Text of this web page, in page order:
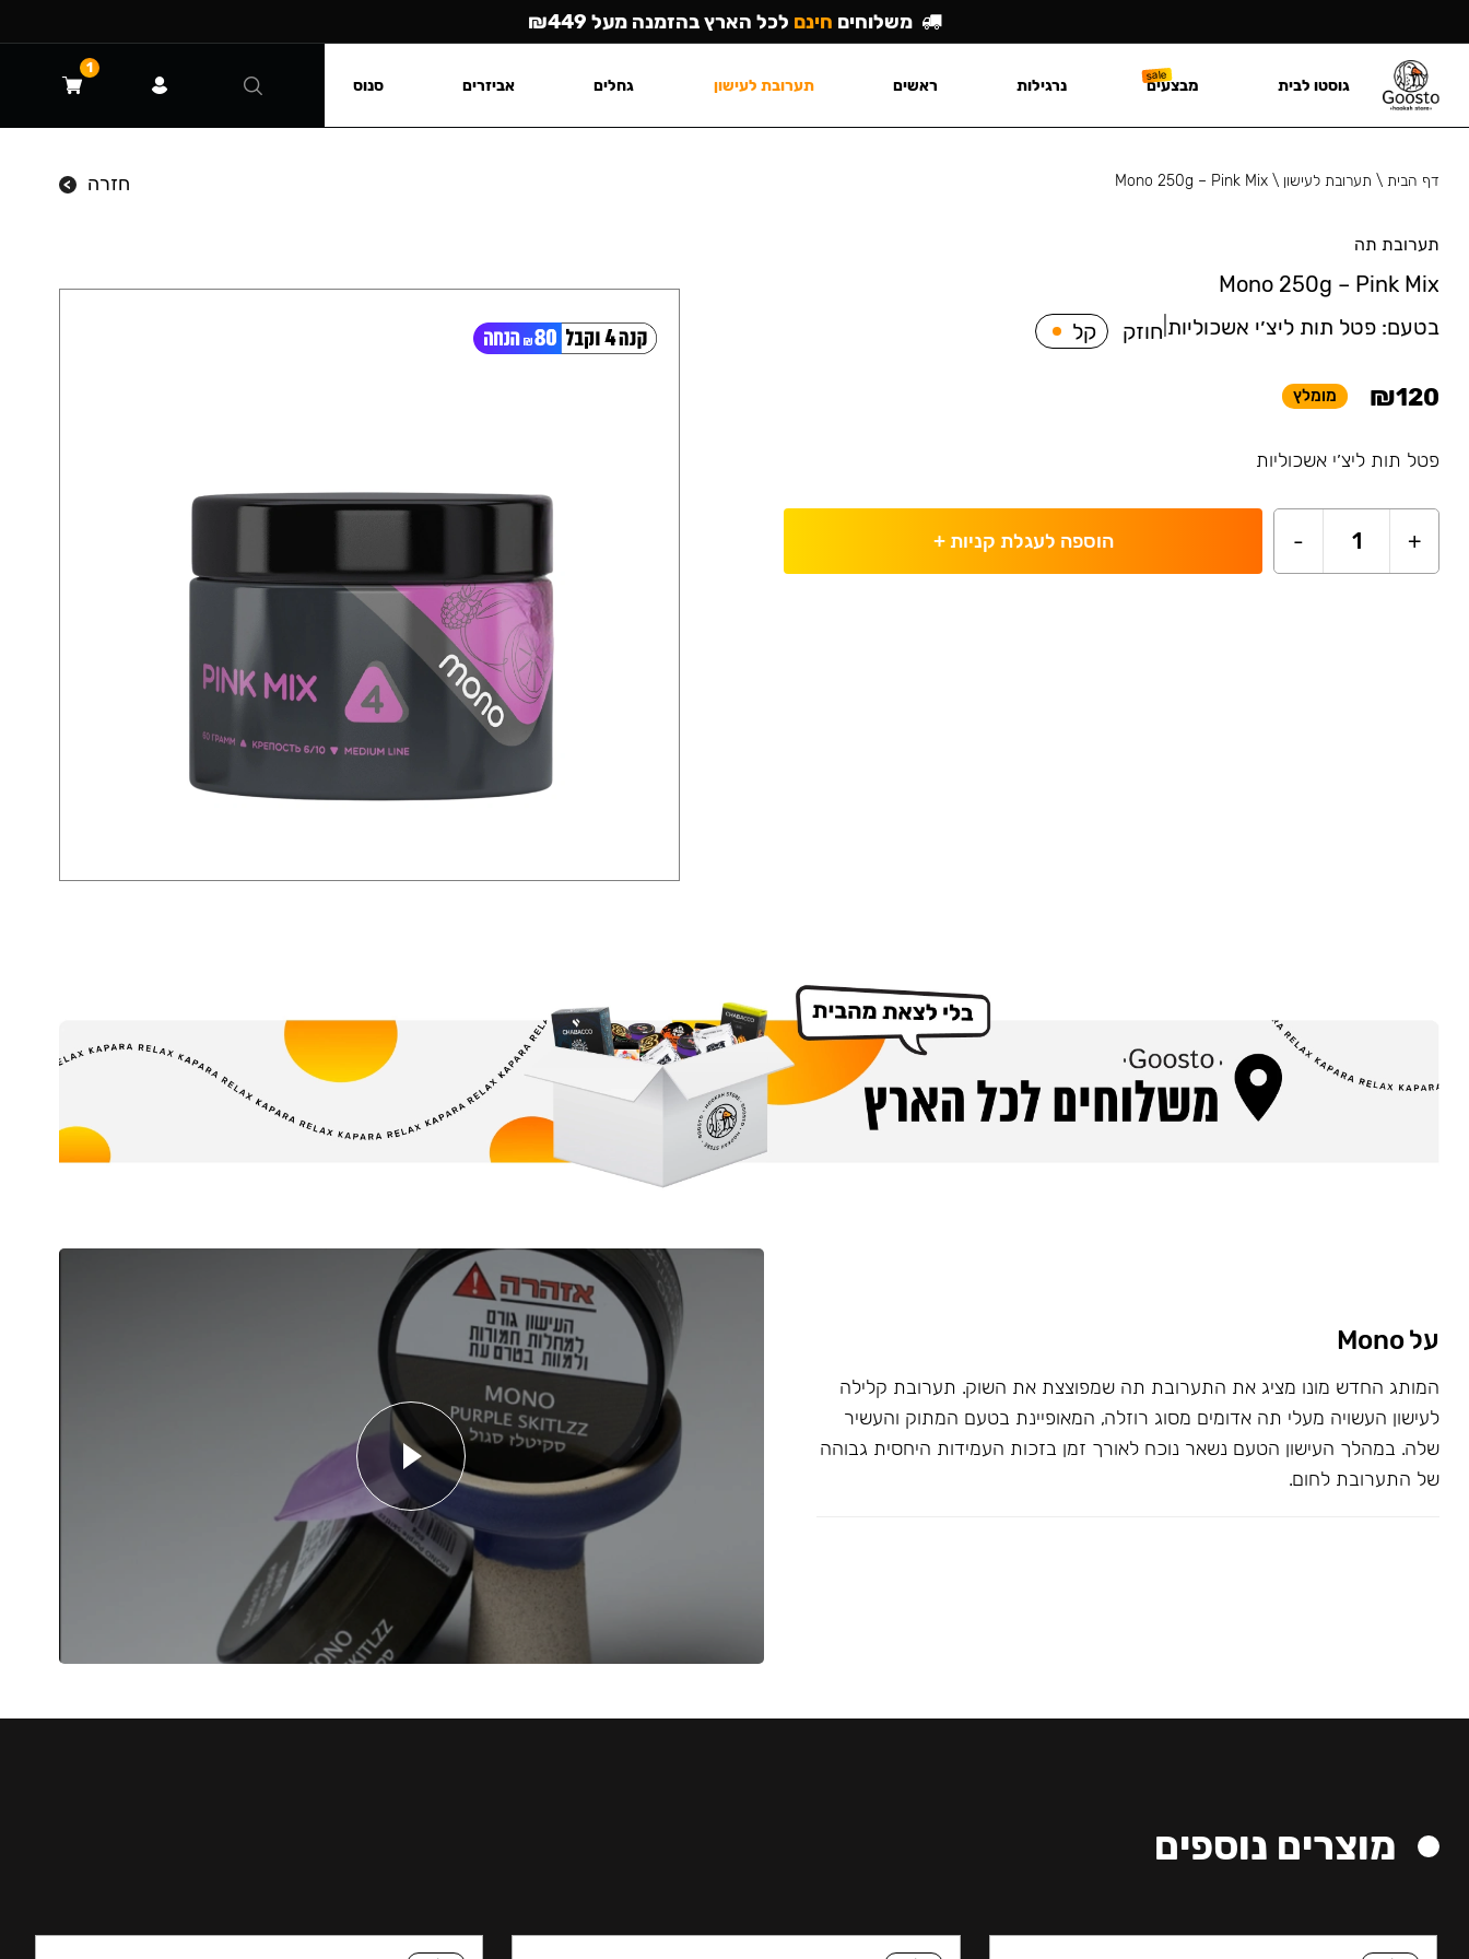
דף הבית\ תערובת לעישון \
Mono 250g – Pink Mix חזרה
תערובת תה
Mono 250g – Pink Mix
בטעם: פטל תות ליצ׳י אשכוליות חוזק קל
₪120 מומלץ
פטל תות ליצ׳י אשכוליות
+
1
- הוספה לעגלת קניות+
על Mono
המותג החדש מונו מציג את התערובת תה שמפוצצת את השוק. תערובת קלילה
לעישון העשויה מעלי תה אדומים מסוג רוזלה, המאופיינת בטעם המתוק והעשיר
שלה. במהלך העישון הטעם נשאר נוכח לאורך זמן בזכות העמידות היחסית גבוהה
של התערובת לחום.
מוצרים נוספים
משלוחים חינם לכל הארץ בהזמנה מעל ₪449
גוסטו לבית מבצעים נרגילות ראשים תערובת לעישון גחלים אביזרים סנוס
1